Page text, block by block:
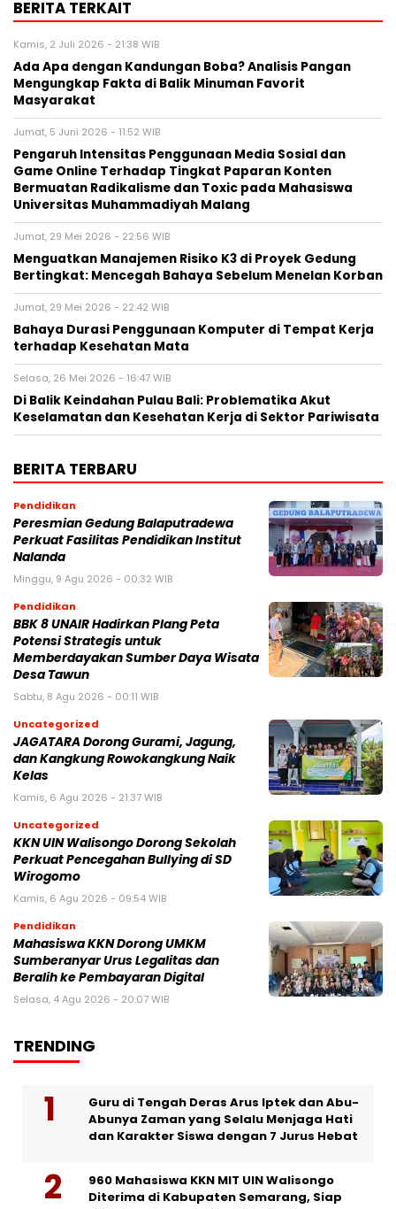
BERITA TERKAIT
Kamis, 2 Juli 2026 - 21:38 WIB
Ada Apa dengan Kandungan Boba? Analisis Pangan
Mengungkap Fakta di Balik Minuman Favorit
Masyarakat
Jumat, 5 Juni 2026 - 11:52 WIB
Pengaruh Intensitas Penggunaan Media Sosial dan
Game Online Terhadap Tingkat Paparan Konten
Bermuatan Radikalisme dan Toxic pada Mahasiswa
Universitas Muhammadiyah Malang
Jumat, 29 Mei 2026 - 22:56 WIB
Menguatkan Manajemen Risiko K3 di Proyek Gedung
Bertingkat: Mencegah Bahaya Sebelum Menelan Korban
Jumat, 29 Mei 2026 - 22:42 WIB
Bahaya Durasi Penggunaan Komputer di Tempat Kerja
terhadap Kesehatan Mata
Selasa, 26 Mei 2026 - 16:47 WIB
Di Balik Keindahan Pulau Bali: Problematika Akut
Keselamatan dan Kesehatan Kerja di Sektor Pariwisata
BERITA TERBARU
Pendidikan
Peresmian Gedung Balaputradewa
Perkuat Fasilitas Pendidikan Institut
Nalanda
Minggu, 9 Agu 2026 - 00:32 WIB
Pendidikan
BBK 8 UNAIR Hadirkan Plang Peta
Potensi Strategis untuk
Memberdayakan Sumber Daya Wisata
Desa Tawun
Sabtu, 8 Agu 2026 - 00:11 WIB
Uncategorized
JAGATARA Dorong Gurami, Jagung,
dan Kangkung Rowokangkung Naik
Kelas
Kamis, 6 Agu 2026 - 21:37 WIB
Uncategorized
KKN UIN Walisongo Dorong Sekolah
Perkuat Pencegahan Bullying di SD
Wirogomo
Kamis, 6 Agu 2026 - 09:54 WIB
Pendidikan
Mahasiswa KKN Dorong UMKM
Sumberanyar Urus Legalitas dan
Beralih ke Pembayaran Digital
Selasa, 4 Agu 2026 - 20:07 WIB
TRENDING
Guru di Tengah Deras Arus Iptek dan Abu-
Abunya Zaman yang Selalu Menjaga Hati
dan Karakter Siswa dengan 7 Jurus Hebat
960 Mahasiswa KKN MIT UIN Walisongo
Diterima di Kabupaten Semarang, Siap